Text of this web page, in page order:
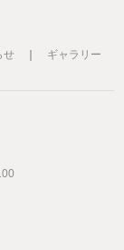
せ ｜
ギャラリー